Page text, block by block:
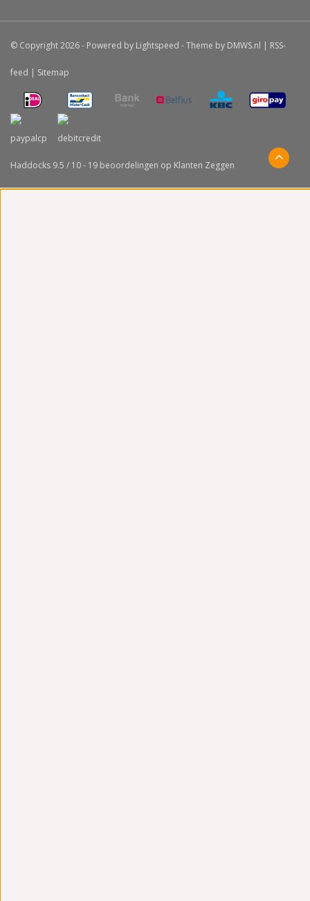
© Copyright 2026 - Powered by Lightspeed - Theme by DMWS.nl | RSS-
feed | Sitemap
Haddocks 9.5 / 10- 19 beoordelingen op Klanten Zeggen